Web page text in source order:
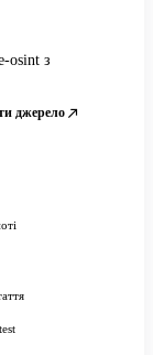
osint з
джерело